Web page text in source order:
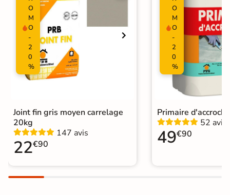
Variation de la
couleur
V2
Pièce humides
Plancher
Conditionnement Boite
Choix
O
M
O
-
2
0
%
Joint fin gris moyen carrelage
20kg
147 avis
22€90
O
M
O
-
2
0
%
Primaire
52 avis
49€90